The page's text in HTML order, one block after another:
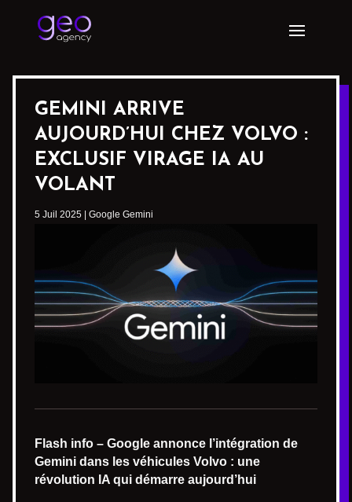
GEMINI ARRIVE
AUJOURD’HUI CHEZ VOLVO :
EXCLUSIF VIRAGE IA AU
VOLANT
5 Juil 2025 Google Gemini
Flash info – Google annonce l’intégration de
Gemini dans les véhicules Volvo : une
révolution IA qui démarre aujourd’hui